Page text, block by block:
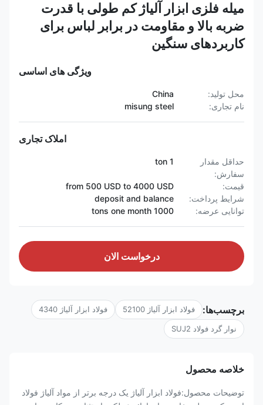
میله فلزی ابزار آلیاژ کم طولی با قدرت
ضربه بالا و مقاومت در برابر لباس برای
کاربردهای سنگین
ویژگی های اساسی
محل تولید:
China
نام تجاری:
misung steel
املاک تجاری
حداقل مقدار
سفارش:
قیمت:
from 500 USD to 4000 USD
شرایط پرداخت:
deposit and balance
توانایی عرضه:
1000 tons one month
درخواست الان
برچسب‌ها: فولاد ابزار آلیاژ 52100 فولاد ابزار آلیاژ 4340
نوار گرد فولاد SUJ2
خلاصه محصول
توضیحات محصول:فولاد ابزار آلیاژ یک درجه برتر از مواد آلیاژ فولاد